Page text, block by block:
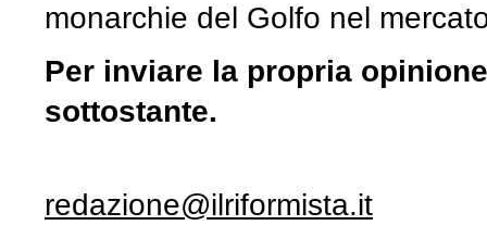
monarchie del Golfo nel
Per inviare la propria
sottostante.
redazione@ilriformista.it